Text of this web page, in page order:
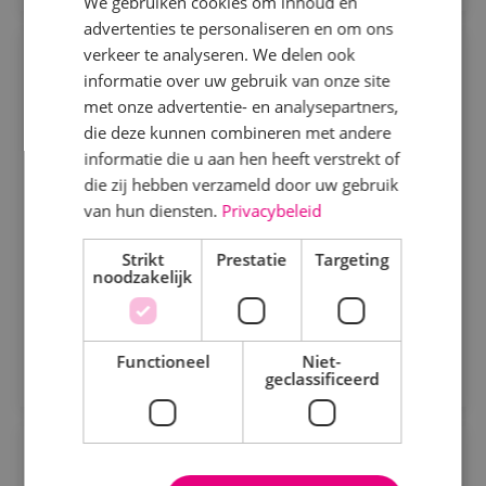
Specialisme
Beveiligingstechniek
Elektrotechniek
Energietechniek
Staf
Uren
Fulltime
Parttime
Projectmonteur werktuigbouwkunde
Werktuigbouwkunde Fulltime MBO
Sprundel
Wij zoeken gemotiveerde projectmonteurs. Je hebt
Bekijk vacature
Direct solliciteren
advertenties te personaliseren en om ons
verkeer te analyseren. We delen ook
informatie over uw gebruik van onze site
met onze advertentie- en analysepartners,
die deze kunnen combineren met andere
informatie die u aan hen heeft verstrekt of
die zij hebben verzameld door uw gebruik
van hun diensten. Privacybeleid
Strikt
noodzakelijk
Prestatie Targeting
Functioneel
Niet-
geclassificeerd